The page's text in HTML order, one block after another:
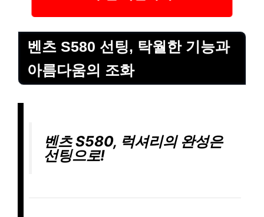
벤츠 S580 선팅, 탁월한 기능과
아름다움의 조화
벤츠 S580, 럭셔리의 완성은
선팅으로!